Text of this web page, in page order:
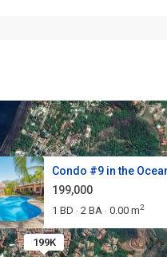
199K
Condo #9 in the
199,000
1 BD · 2 BA · 0.00 m2